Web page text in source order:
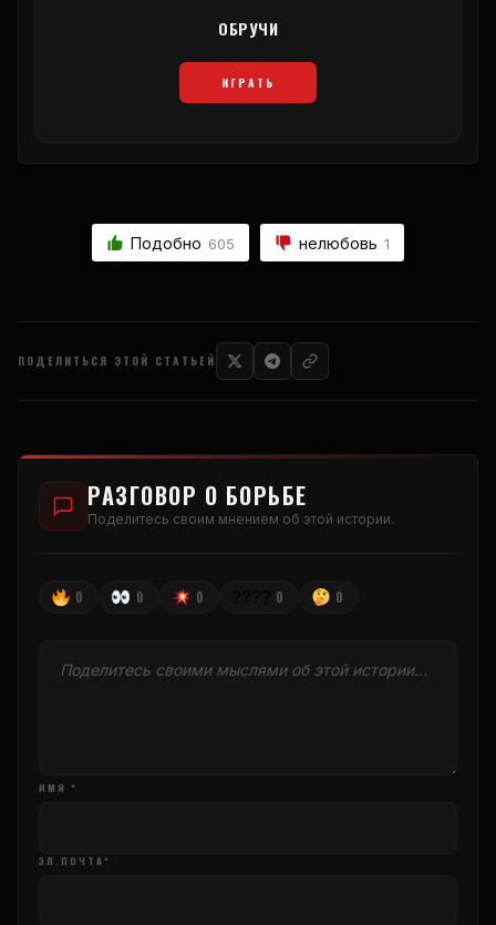
ОБРУЧИ
ИГРАТЬ
Подобно 605 нелюбовь 1
ПОДЕЛИТЬСЯ ЭТОЙ СТАТЬЕЙ
РАЗГОВОР О БОРЬБЕ
Поделитесь своим мнением об этой истории.
0 0 0 0 0
ИМЯ *
ЭЛ.ПОЧТА*